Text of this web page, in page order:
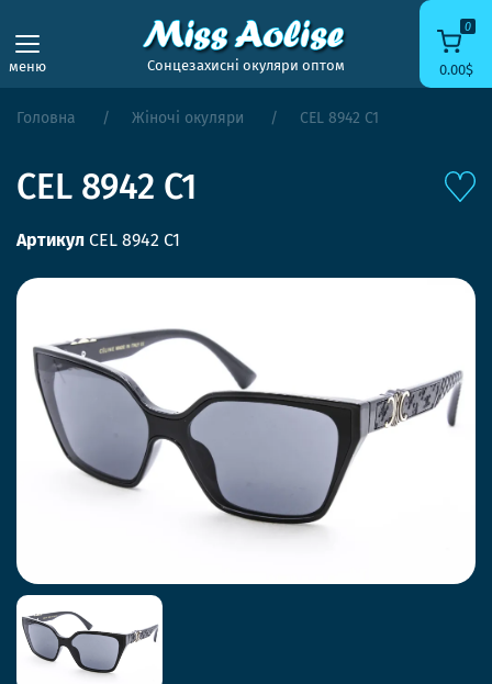
меню Сонцезахисні окуляри оптом
0
0.00$
Головна Жіночі окуляри CEL 8942 C1
CEL 8942 C1
Артикул CEL 8942 C1